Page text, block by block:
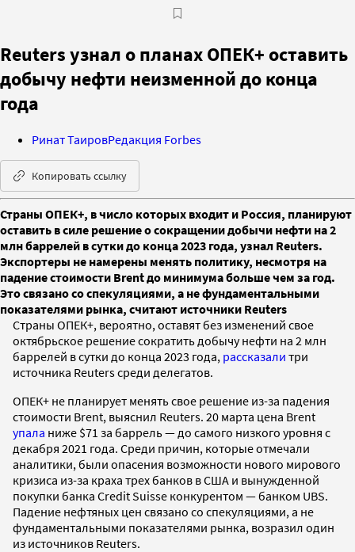
Reuters узнал о планах ОПЕК+ оставить
добычу нефти неизменной до конца
года
Ринат ТаировРедакция Forbes
Копировать ссылку
Страны ОПЕК+, в число которых входит и Россия, планируют
оставить в силе решение о сокращении добычи нефти на 2
млн баррелей в сутки до конца 2023 года, узнал Reuters.
Экспортеры не намерены менять политику, несмотря на
падение стоимости Brent до минимума больше чем за год.
Это связано со спекуляциями, а не фундаментальными
показателями рынка, считают источники Reuters
Страны ОПЕК+, вероятно, оставят без изменений свое
октябрьское решение сократить добычу нефти на 2 млн
баррелей в сутки до конца 2023 года, рассказали три
источника Reuters среди делегатов.
ОПЕК+ не планирует менять свое решение из-за падения
стоимости Brent, выяснил Reuters. 20 марта цена Brent
упала ниже $71 за баррель — до самого низкого уровня с
декабря 2021 года. Среди причин, которые отмечали
аналитики, были опасения возможности нового мирового
кризиса из-за краха трех банков в США и вынужденной
покупки банка Credit Suisse конкурентом — банком UBS.
Падение нефтяных цен связано со спекуляциями, а не
фундаментальными показателями рынка, возразил один
из источников Reuters.